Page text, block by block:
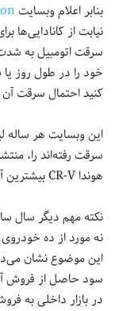
بنابر اعلام وبسایت
نیابت از کانادایی‌ها
سرقت‌ اتومبیل به
خود را در طول روز
کنید احتمال سرقت
این وبسایت هر ساله
هوندا CR-V بیشترین آمار سرقت را به خودش اختصاص داده بود.
نکته مهم دیگر سال
این موضوع نشان
در بازار داخلی به